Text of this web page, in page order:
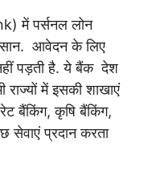
में पर्सनल लोन
आवेदन के लिए
पड़ती है. ये बैंक देश
में इसकी शाखाएं
बैंकिंग, कृषि बैंकिंग,
प्रदान करता